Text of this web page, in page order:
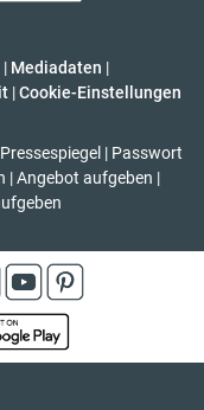
| Mediadaten |
| Cookie-Einstellungen
Pressespiegel | Passwort
| Angebot aufgeben |